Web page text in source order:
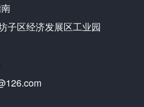
子区经济发展区工业园